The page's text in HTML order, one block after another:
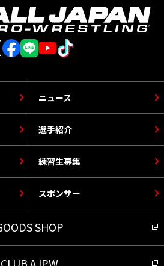
選手紹介
ニュース
スポンサー
練習生募集
SHOP